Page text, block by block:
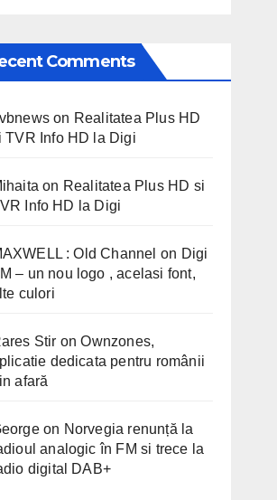
Comments
on Realitatea Plus HD
TVR Info HD la Digi
on Realitatea Plus HD si
Info HD la Digi
: Old Channel on Digi
– un nou logo , acelasi font,
culori
Stir onOwnzones,
dedicata pentru românii
afară
on Norvegia renunță la
analogic în FM si trece la
digital DAB+